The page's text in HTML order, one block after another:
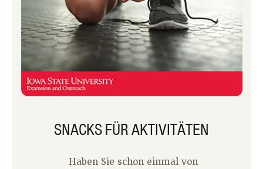
Spend Smart haben. Essen Sie
intelligent. Das kann hilfreich sein,
wenn Sie schmerzende Beine haben, ist
unsere Unterkörperdehnung. Es kann
als eigenständige Dehnung
durchgeführt werden oder wenn der
Körper für eine tiefere Dehnung
SNACKS FÜR AKTIVITÄTEN
Haben Sie schon einmal von